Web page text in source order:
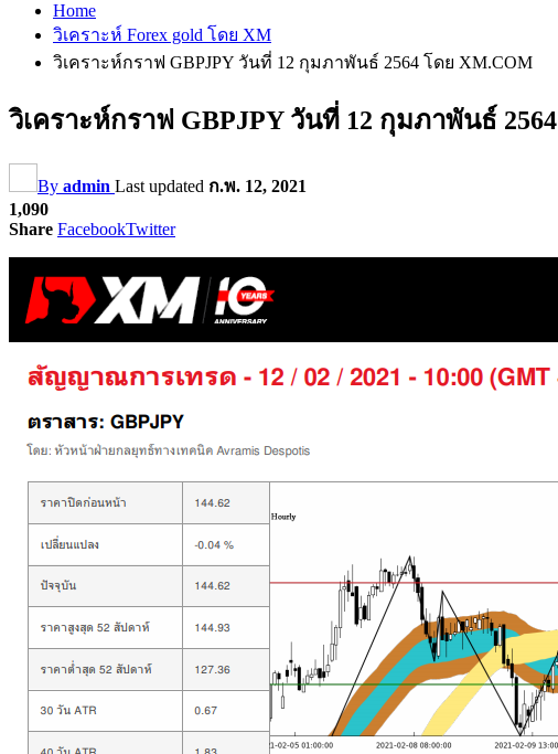
Home
วิเคราะห์ Forex gold โดย XM
วิเคราะห์กราฟ GBPJPY วันที่ 12 กุมภาพันธ์ 2564 โดย XM.COM
วิเคราะห์กราฟ GBPJPY วันที่ 12 กุมภาพันธ์
By admin Last updated ก.พ. 12, 2021
1,090
Share FacebookTwitter